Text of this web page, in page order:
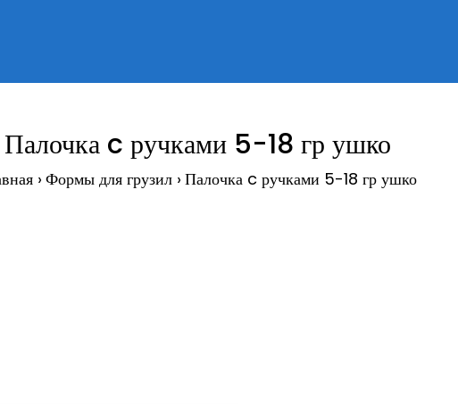
Палочка c ручками 5-18 гр ушко
Формы для грузил Палочка c ручками 5-18 гр ушко